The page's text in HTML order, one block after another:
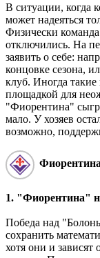
В ситуации, когда
может надеяться
Физически
отключились. На
заявить о себе:
концовке сезона,
клуб. Иногда такие
площадкой для
"Фиорентина"
мало. У хозяев
возможно,
Фиорентина
1. "Фиорентина"
Победа над
сохранить
хотя они и зависят